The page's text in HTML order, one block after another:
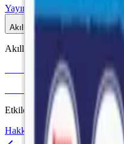
Yayınlar
Akıllı Tahta
Akıllı Tahta Uyumlu
Fenomen Okul
More & More
Etkileşimli içerik · Video
Hakkımızda İletişim